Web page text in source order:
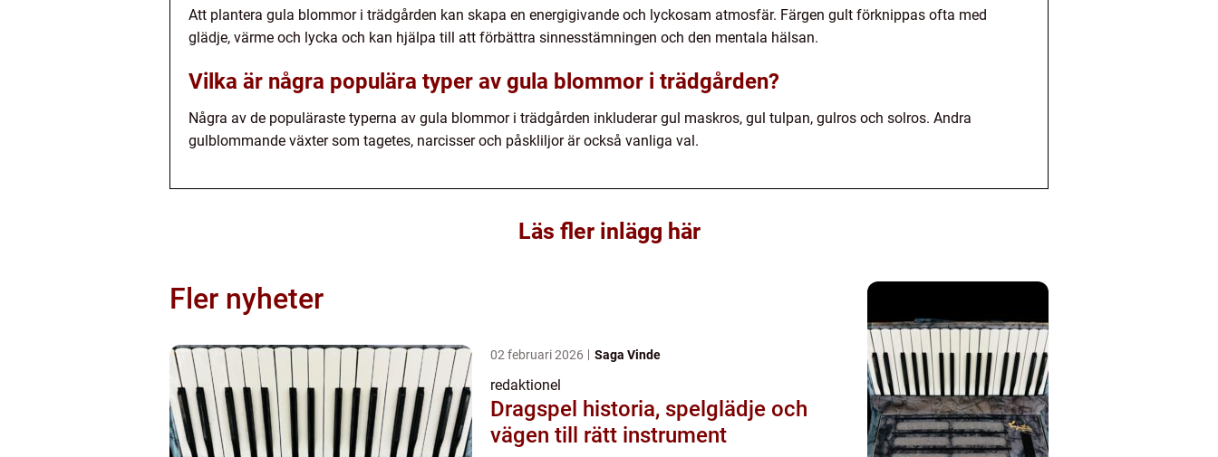
Att plantera gula blommor i trädgården kan skapa en energigivande och lyckosam atmosfär. Färgen gult förknippas ofta med
glädje, värme och lycka och kan hjälpa till att förbättra sinnesstämningen och den mentala hälsan.
Vilka är några populära typer av gula blommor i trädgården?
Några av de populäraste typerna av gula blommor i trädgården inkluderar gul maskros, gul tulpan, gulros och solros. Andra
gulblommande växter som tagetes, narcisser och påskliljor är också vanliga val.
Läs fler inlägg här
Fler nyheter
02 februari 2026 Saga Vinde
redaktionel
Dragspel historia, spelglädje och
vägen till rätt instrument